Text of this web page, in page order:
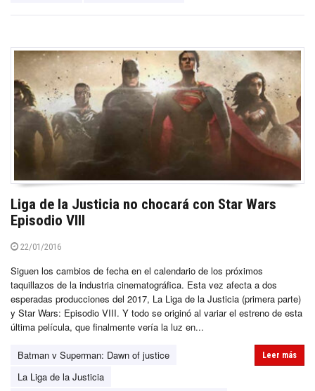
Liga de la Justicia no chocará con Star Wars
Episodio VIII
22/01/2016
Siguen los cambios de fecha en el calendario de los próximos
taquillazos de la industria cinematográfica. Esta vez afecta a dos
esperadas producciones del 2017, La Liga de la Justicia (primera parte)
y Star Wars: Episodio VIII. Y todo se originó al variar el estreno de esta
última película, que finalmente vería la luz en...
Batman v Superman: Dawn of justice
La Liga de la Justicia
Leer más